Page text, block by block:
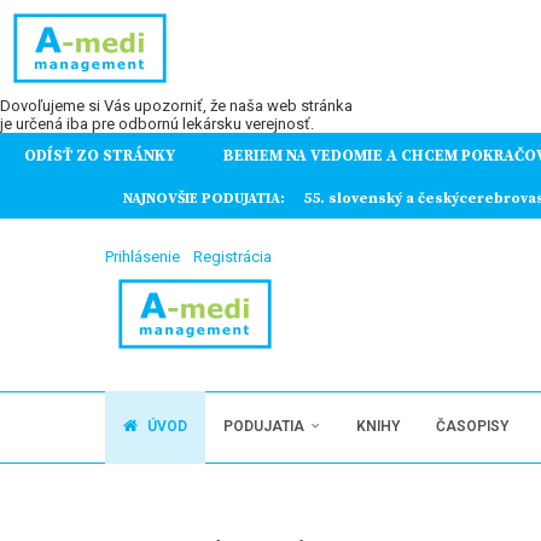
Dovoľujeme si Vás upozorniť, že naša web stránka
je určená iba pre odbornú lekársku verejnosť.
ODÍSŤ ZO STRÁNKY BERIEM NA VEDOMIE A CHCEM
NAJNOVŠIE PODUJATIA: 55. slovenský a
Prihlásenie Registrácia
ÚVOD PODUJATIA KNIHY ČASOPISY